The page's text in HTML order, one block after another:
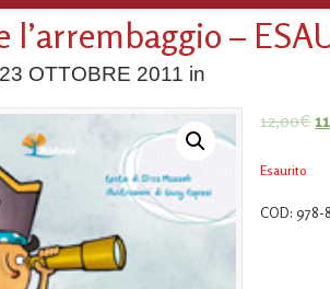
l’arrembaggio –
23 OTTOBRE 2011 in
12,00€
Esaurito
COD:978-